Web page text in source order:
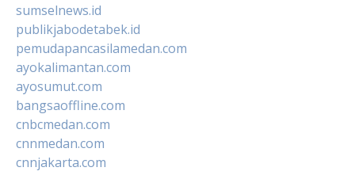
sumselnews.id
publikjabodetabek.id
pemudapancasilamedan.com
ayokalimantan.com
ayosumut.com
bangsaoffline.com
cnbcmedan.com
cnnmedan.com
cnnjakarta.com